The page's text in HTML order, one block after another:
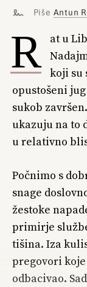
Piše Antun
R at u
koji su
opustošeni
sukob
ukazuju na to
u relativno
Počnimo s
snage
žestoke
primirje
tišina. Iza
pregovori
odbacivao.